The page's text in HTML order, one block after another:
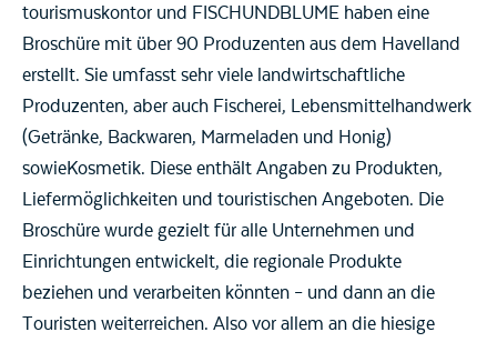
tourismuskontor und FISCHUNDBLUME haben eine
Broschüre mit über 90 Produzenten aus dem Havelland
erstellt. Sie umfasst sehr viele landwirtschaftliche
Produzenten, aber auch Fischerei, Lebensmittelhandwerk
(Getränke, Backwaren, Marmeladen und Honig)
sowieKosmetik. Diese enthält Angaben zu Produkten,
Liefermöglichkeiten und touristischen Angeboten. Die
Broschüre wurde gezielt für alle Unternehmen und
Einrichtungen entwickelt, die regionale Produkte
beziehen und verarbeiten könnten – und dann an die
Touristen weiterreichen. Also vor allem an die hiesige